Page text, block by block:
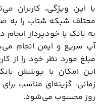
با این ویژگی، کاربران
مختلف شبکه شتاب را به
به بانک یا خودپرداز انجام
آپ سریع و ایمن انجام
مبلغ مورد نظر خود را از
این امکان با پوشش
زمانی، گزینه‌ای مناسب
روز محسوب می‌شود.